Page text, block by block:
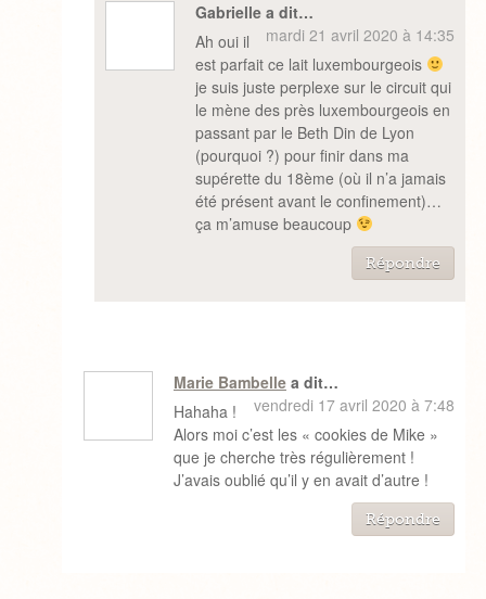
Gabrielle a dit…
mardi 21 avril 2020 à 14:35
Ah oui il
est parfait ce lait luxembourgeois
je suis juste perplexe sur le circuit qui
le mène des près luxembourgeois en
passant par le Beth Din de Lyon
(pourquoi ?) pour finir dans ma
supérette du 18ème (où il n’a jamais
été présent avant le confinement)…
ça m’amuse beaucoup
Répondre
Marie Bambellea dit…
vendredi 17 avril 2020 à 7:48
Hahaha !
Alors moi c’est les « cookies de Mike »
que je cherche très régulièrement !
J’avais oublié qu’il y en avait d’autre !
Répondre